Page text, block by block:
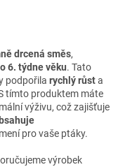
drcená směs,
6. týdne věku. Tato
podpořila rychlý růsta
tímto produktem máte
výživu, což zajišťuje
pro vaše ptáky.
výrobek